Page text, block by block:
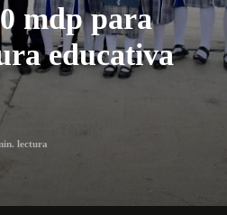
mdp para
educativa
lectura